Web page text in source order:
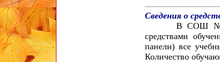
Сведения о
В СОШ №11
средствами
панели) все
Количество